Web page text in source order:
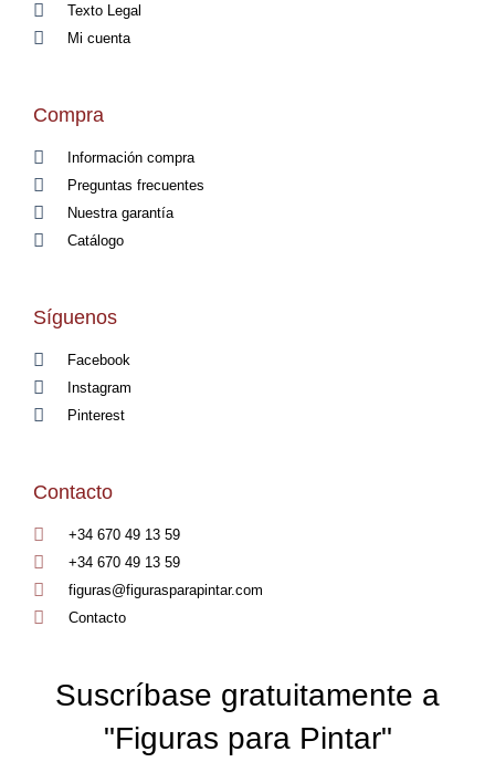
Texto Legal
Mi cuenta
Compra
Información compra
Preguntas frecuentes
Nuestra garantía
Catálogo
Síguenos
Facebook
Instagram
Pinterest
Contacto
+34 670 49 13 59
+34 670 49 13 59
figuras@figurasparapintar.com
Contacto
Suscríbase gratuitamente a
"Figuras para Pintar"